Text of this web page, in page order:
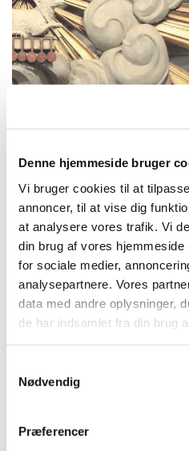
Denne hjemmeside bruger
Vi bruger cookies til at
annoncer, til at vise dig
at analysere vores trafik. Vi
din brug af vores
for sociale medier,
analysepartnere. Vores
data med andre oplysninger,
de har indsamlet fra din brug
Nødvendig
Præferencer
Fredag 11. december
Frederiksberg Kirke,
71, 1820
Hannah Svinth-Værge